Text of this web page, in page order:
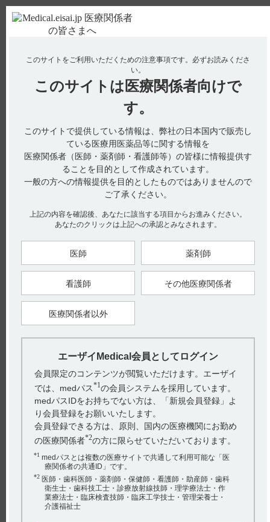
使用期限検索 Drug Information
No : 2807
【ケアラム】 副作用について教えてください。
【ケアラム】
副作用について教えてください。
電子添文には、副作用について以下の記載があります。
11.副作用（引用1）
異常が認められた場合には投与を中止するなど適切な処置を行
11.1 重大な副作用
11.1.1 肝機能障害（0.5％）、黄疸（0.1％）
がある。また、肝機能については、臨床試験において、
AST、ALT増加の発現率が高かったことから、異常が認められ
た場合には、投与継続の可否を検討するとともに、特に目安と
して100IU以上に増加した場合は投与を中止すること。
11.1.2汎血球減少症（0.1％）、無顆粒球症（頻度不明）、白血
球減少（0.1％）
異常が認められた場合には、投与継続の可否を検討するととも
血小板減少等の血液障害が認められた場合は、必要に応じ本剤
の投与を中止又は休薬し、適切な処置を行うこと。
11.1.3消化性潰瘍（0.7％）
シクロオキシゲナーゼ阻害作用によると考えられる消化性潰瘍
があらわれることがあるので、下血等の消化器症状があらわれ
た場合には投与を中止し、適切な処置を行うこと。
11.1.4間質性肺炎（0.3％）
発熱、咳嗽、呼吸困難等の症状に注意し、異常が認められた場
合には速やかに胸部X線検査等やKL-6、CRP等の臨床検査値を
確認し、投与を中止するとともに、ニューモシスティス肺炎と
の鑑別診断（β-Dグルカンの測定等）を考慮に入れ、副腎皮質
ホルモン剤の投与等の適切な処置を行うこと。
11.1.5感染症（0.2％）
敗血症、膿胸等の感染症があらわれることがある。
11.2その他の副作用
このサイトをご利用いただくための注意事項です。 必ずお読みくださ
い。
このサイトは 医療関係者向けで
す。
このサイトで提供している情報は、弊社の日本国内で販売し
ている医療用医薬品等に関する情報を
医療関係者（医師・薬剤師・看護師等）の皆様に情報提供す
ることを目的として作成されています。
一般の方への情報提供を目的としたものではありませんので
ご了承ください。
上記の内容を確認後、あなたに該当する項目からお進みください。
あなたのクリックは上記への承認とみなされます。
医師 薬剤師
看護師 その他医療関係者
医療関係者以外
エーザイMedical会員としてログイン
会員限定のコンテンツが閲覧いただけます。エーザイ
では、medパス*1の会員システムを採用しています。
medパスIDをお持ちでない方は、「新規会員登録」よ
り会員登録をお願いいたします。
会員登録できる方は、原則、国内の医療機関にお勤め
の医療関係者*2の方に限らせていただいております。
*1 medパスとは複数の医療サイトで共通して利用可能な「医
療関係者の共通ID」です。
*2 医師・歯科医師・薬剤師・保健師・看護師・助産師・歯科
衛生士・歯科技工士・診療放射線技師・理学療法士・作
業療法士・臨床検査技師・臨床工学技士・管理栄養士・
介護福祉士